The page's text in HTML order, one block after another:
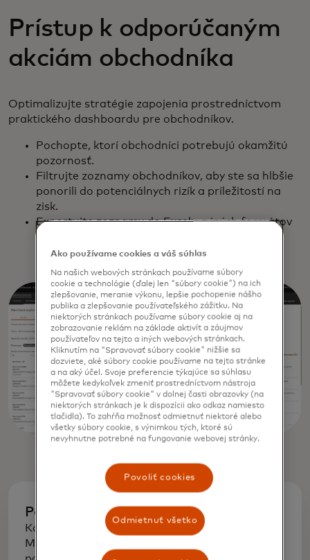
Prístup k odporúčaným
akciám obchodníka
Optimalizujte stratégie zapojenia prostredníctvom
praktického dashboardu pre obchodníkov.
Pochopte, ktorí obchodníci potrebujú okamžitú
pozornosť.
Filtrujte zoznamy obchodníkov, aby ste sa hlbšie
ponorili do potenciálnych rizík a príležitostí na
zisk.
Exportujte zoznamy do Excelu a iných formátov
kontaktov.
Poradenstvo v oblasti Mastercard
Kombinujte Acquiring Optimizer s konzultáciami
Mastercard a optimalizujte svoje obchodnícke
Ako používame cookies a váš súhlas
Na našich webových stránkach používame súbory
cookie a technológie (ďalej len "súbory cookie") na ich
zlepšovanie, meranie výkonu, lepšie pochopenie nášho
publika a zlepšovanie používateľského zážitku. Na
niektorých stránkach používame súbory cookie aj na
zobrazovanie reklám na základe aktivít a záujmov
používateľov na tejto a iných webových stránkach.
Kliknutím na "Spravovať súbory cookie" nižšie sa
dozviete, aké súbory cookie používame na tejto stránke
a na aký účel. Svoje preferencie týkajúce sa súhlasu
môžete kedykoľvek zmeniť prostredníctvom nástroja
"Spravovať súbory cookie" v dolnej časti obrazovky (na
niektorých stránkach je k dispozícii ako odkaz namiesto
tlačidla). To zahŕňa možnosť odmietnuť niektoré alebo
všetky súbory cookie, s výnimkou tých, ktoré sú
nevyhnutne potrebné na fungovanie webovej stránky.
Povoliť cookies
Odmietnuť všetko